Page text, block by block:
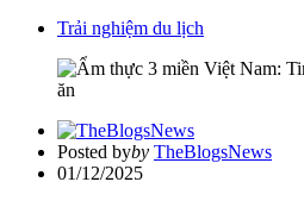
Trải nghiệm du lịch
Posted byby TheBlogsNews
01/12/2025